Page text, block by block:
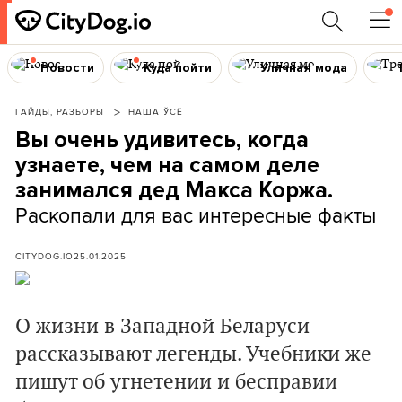
Новости Куда пойти Уличная мода
ГАЙДЫ, РАЗБОРЫ НАША ЎСЁ
Вы очень удивитесь, когда
узнаете, чем на самом деле
занимался дед Макса Коржа.
Раскопали для вас интересные факты
CITYDOG.IO25.01.2025
О жизни в Западной Беларуси
рассказывают легенды. Учебники же
пишут об угнетении и бесправии